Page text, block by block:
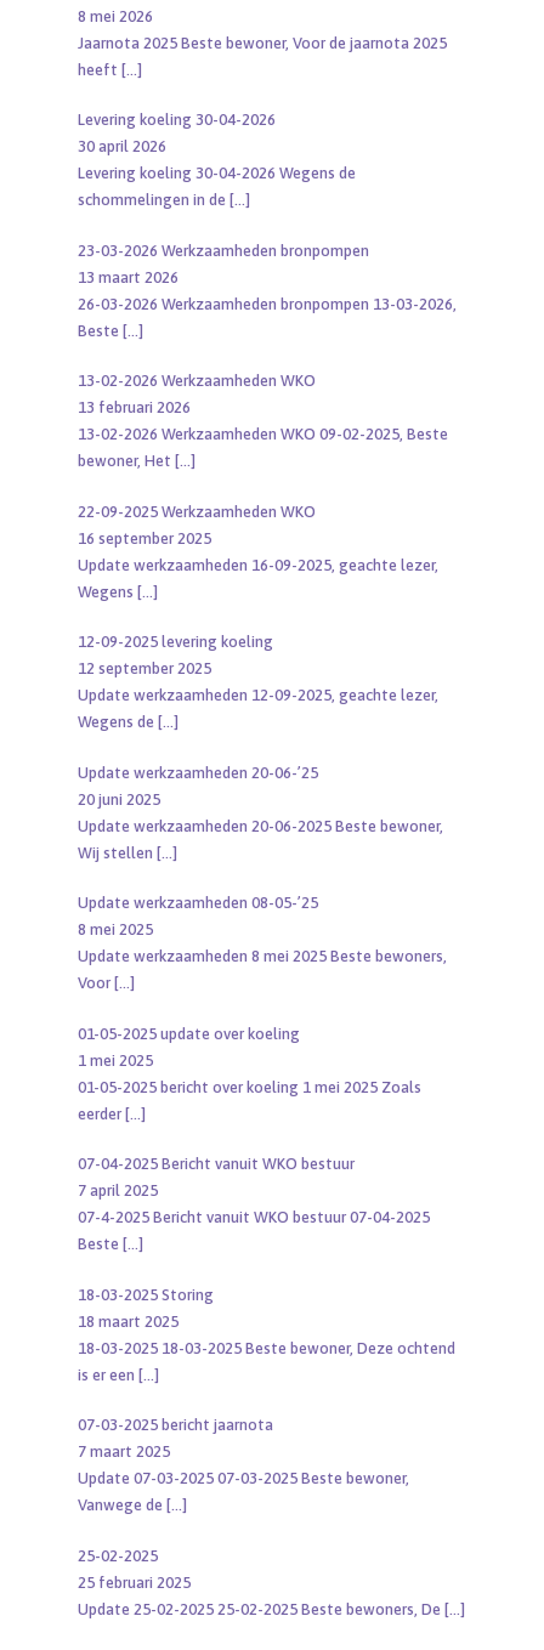
8 mei 2026
Jaarnota 2025 Beste bewoner, Voor de jaarnota 2025
heeft […]
Levering koeling 30-04-2026
30 april 2026
Levering koeling 30-04-2026 Wegens de
schommelingen in de […]
23-03-2026 Werkzaamheden bronpompen
13 maart 2026
26-03-2026 Werkzaamheden bronpompen 13-03-2026,
Beste […]
13-02-2026 Werkzaamheden WKO
13 februari 2026
13-02-2026 Werkzaamheden WKO 09-02-2025, Beste
bewoner, Het […]
22-09-2025 Werkzaamheden WKO
16 september 2025
Update werkzaamheden 16-09-2025, geachte lezer,
Wegens […]
12-09-2025 levering koeling
12 september 2025
Update werkzaamheden 12-09-2025, geachte lezer,
Wegens de […]
Update werkzaamheden 20-06-’25
20 juni 2025
Update werkzaamheden 20-06-2025 Beste bewoner,
Wij stellen […]
Update werkzaamheden 08-05-’25
8 mei 2025
Update werkzaamheden 8 mei 2025 Beste bewoners,
Voor […]
01-05-2025 update over koeling
1 mei 2025
01-05-2025 bericht over koeling 1 mei 2025 Zoals
eerder […]
07-04-2025 Bericht vanuit WKO bestuur
7 april 2025
07-4-2025 Bericht vanuit WKO bestuur 07-04-2025
Beste […]
18-03-2025 Storing
18 maart 2025
18-03-2025 18-03-2025 Beste bewoner, Deze ochtend
is er een […]
07-03-2025 bericht jaarnota
7 maart 2025
Update 07-03-2025 07-03-2025 Beste bewoner,
Vanwege de […]
25-02-2025
25 februari 2025
Update 25-02-2025 25-02-2025 Beste bewoners, De […]